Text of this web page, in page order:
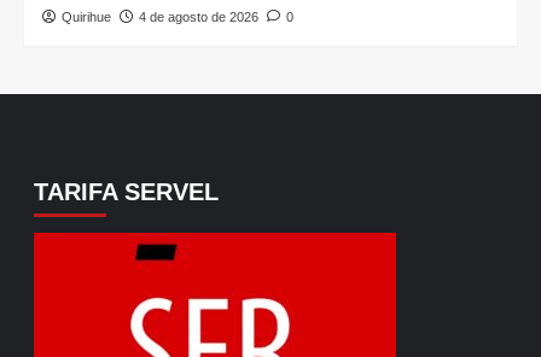
Quirihue 4 de agosto de 2026 0
TARIFA SERVEL